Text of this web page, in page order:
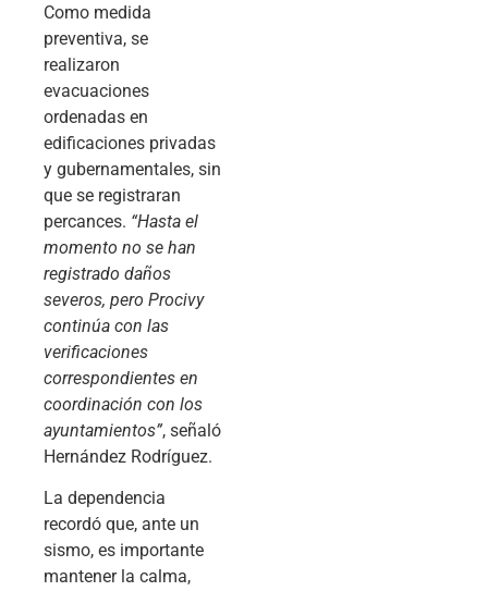
Como medida
preventiva, se
realizaron
evacuaciones
ordenadas en
edificaciones privadas
y gubernamentales, sin
que se registraran
percances. “Hasta el
momento no se han
registrado daños
severos, pero Procivy
continúa con las
verificaciones
correspondientes en
coordinación con los
ayuntamientos”, señaló
Hernández Rodríguez.
La dependencia
recordó que, ante un
sismo, es importante
mantener la calma,